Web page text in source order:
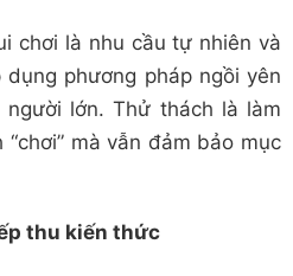
chơi là nhu cầu tự nhiên và
phương pháp ngồi yên
lớn. Thử thách là làm
“chơi” mà vẫn đảm bảo mục
thu kiến thức